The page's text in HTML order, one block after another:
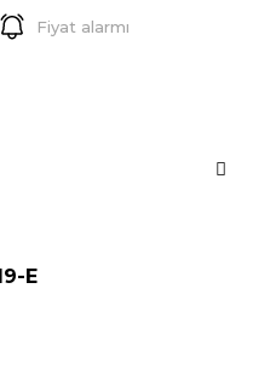
Fiyat alarmı
E